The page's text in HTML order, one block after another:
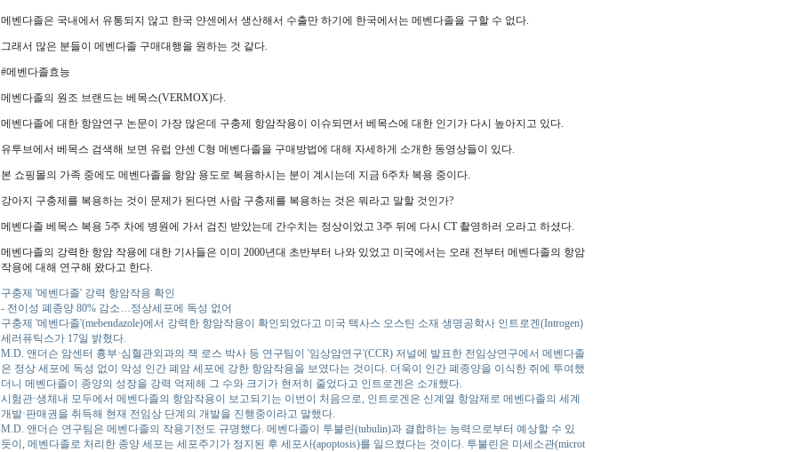
메벤다졸은 국내에서 유통되지 않고 한국 얀센에서 생산해서 수출만 하기에 한국에서는 메벤다졸을 구할 수 없다.
그래서 많은 분들이 메벤다졸 구매대행을 원하는 것 같다.
#메벤다졸효능
메벤다졸의 원조 브랜드는 베목스(VERMOX)다.
메벤다졸에 대한 항암연구 논문이 가장 많은데 구충제 항암작용이 이슈되면서 베목스에 대한 인기가 다시 높아지고 있다.
유투브에서 베목스 검색해 보면 유럽 얀센 C형 메벤다졸을 구매방법에 대해 자세하게 소개한 동영상들이 있다.
본 쇼핑몰의 가족 중에도 메벤다졸을 항암 용도로 복용하시는 분이 계시는데 지금 6주차 복용 중이다.
강아지 구충제를 복용하는 것이 문제가 된다면 사람 구충제를 복용하는 것은 뭐라고 말할 것인가?
메벤다졸 베목스 복용 5주 차에 병원에 가서 검진 받았는데 간수치는 정상이었고 3주 뒤에 다시 CT 촬영하러 오라고 하셨다.
메벤다졸의 강력한 항암 작용에 대한 기사들은 이미 2000년대 초반부터 나와 있었고 미국에서는 오래 전부터 메벤다졸의 항암
작용에 대해 연구해 왔다고 한다.
구충제 '메벤다졸' 강력 항암작용 확인
- 전이성 폐종양 80% 감소…정상세포에 독성 없어
구충제 '메벤다졸'(mebendazole)에서 강력한 항암작용이 확인되었다고 미국 텍사스 오스틴 소재 생명공학사 인트로겐(Introgen)
세러퓨틱스가 17일 밝혔다.
M.D. 앤더슨 암센터 흉부·심혈관외과의 잭 로스 박사 등 연구팀이 '임상암연구'(CCR) 저널에 발표한 전임상연구에서 메벤다졸
은 정상 세포에 독성 없이 악성 인간 폐암 세포에 강한 항암작용을 보였다는 것이다. 더욱이 인간 폐종양을 이식한 쥐에 투여했
더니 메벤다졸이 종양의 성장을 강력 억제해 그 수와 크기가 현저히 줄었다고 인트로겐은 소개했다.
시험관·생체내 모두에서 메벤다졸의 항암작용이 보고되기는 이번이 처음으로, 인트로겐은 신계열 항암제로 메벤다졸의 세계
개발·판매권을 취득해 현재 전임상 단계의 개발을 진행중이라고 말했다.
M.D. 앤더슨 연구팀은 메벤다졸의 작용기전도 규명했다. 메벤다졸이 투불린(tubulin)과 결합하는 능력으로부터 예상할 수 있
듯이, 메벤다졸로 처리한 종양 세포는 세포주기가 정지된 후 세포사(apoptosis)를 일으켰다는 것이다. 투불린은 미세소관(microt